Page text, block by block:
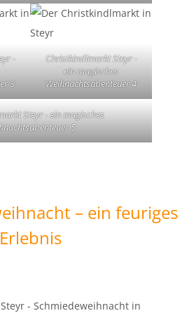
-
3
Christkindlmarkt Steyr -
ein magisches
Weihnachtsabenteuer 4
Steyr - ein magisches
5
– ein feuriges
Erlebnis